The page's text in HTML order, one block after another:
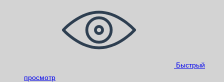
Быстрый
просмотр